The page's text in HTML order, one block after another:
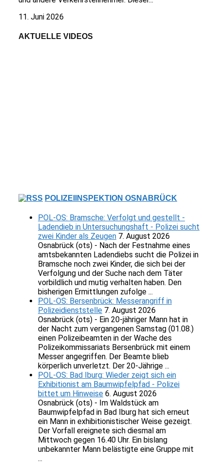
11. Juni 2026
AKTUELLE VIDEOS
POLIZEIINSPEKTION OSNABRÜCK
POL-OS: Bramsche: Verfolgt und gestellt -
Ladendieb in Untersuchungshaft - Polizei sucht
zwei Kinder als Zeugen 7. August 2026
Osnabrück (ots) - Nach der Festnahme eines
amtsbekannten Ladendiebs sucht die Polizei in
Bramsche noch zwei Kinder, die sich bei der
Verfolgung und der Suche nach dem Täter
vorbildlich und mutig verhalten haben. Den
bisherigen Ermittlungen zufolge ...
POL-OS: Bersenbrück: Messerangriff in
Polizeidienststelle 7. August 2026
Osnabrück (ots) - Ein 20-jähriger Mann hat in
der Nacht zum vergangenen Samstag (01.08.)
einen Polizeibeamten in der Wache des
Polizeikommissariats Bersenbrück mit einem
Messer angegriffen. Der Beamte blieb
körperlich unverletzt. Der 20-Jährige ...
POL-OS: Bad Iburg: Wieder zeigt sich ein
Exhibitionist am Baumwipfelpfad - Polizei
bittet um Hinweise 6. August 2026
Osnabrück (ots) - Im Waldstück am
Baumwipfelpfad in Bad Iburg hat sich erneut
ein Mann in exhibitionistischer Weise gezeigt.
Der Vorfall ereignete sich diesmal am
Mittwoch gegen 16.40 Uhr. Ein bislang
unbekannter Mann belästigte eine Gruppe mit
...